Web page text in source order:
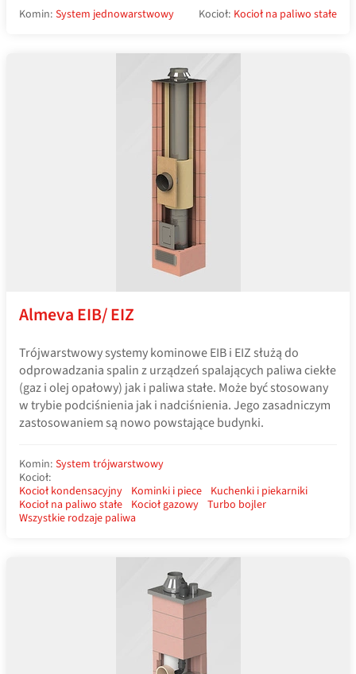
Komin: System jednowarstwowy Kocioł: Kocioł na paliwo stałe
Almeva EIB/ EIZ
Trójwarstwowy systemy kominowe EIB i EIZ służą do
odprowadzania spalin z urządzeń spalających paliwa ciekłe
(gaz i olej opałowy) jak i paliwa stałe. Może być stosowany
w trybie podciśnienia jak i nadciśnienia. Jego zasadniczym
zastosowaniem są nowo powstające budynki.
Komin: System trójwarstwowy
Kocioł:
Kocioł kondensacyjny Kominki i piece Kuchenki i piekarniki
Kocioł na paliwo stałe Kocioł gazowy Turbo bojler
Wszystkie rodzaje paliwa